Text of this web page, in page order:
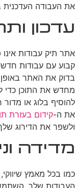
את העבודה העדכנית
עדכון
אתר תיק עבודות
קבוע עם עבודות
בדוק את האתר באופן
מחדש את התוכן כדי
להוסיף בלוג או
את ה-קידום בעזרת
ולשפר את הדירוג
מדידה
כמו בכל מאמץ